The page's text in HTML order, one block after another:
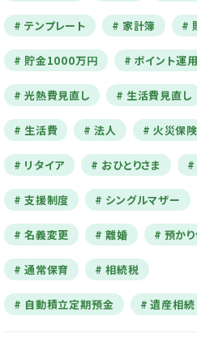
テンプレート 家計簿
貯金1000万円 ポイント運用
光熱費見直し 生活費見直し
生活費 法人 火災保険
リタイア おひとりさま
支援制度 シングルマザー
名義変更 離婚 預か
通常保育 相続税
自動積立定期預金 遺産相続